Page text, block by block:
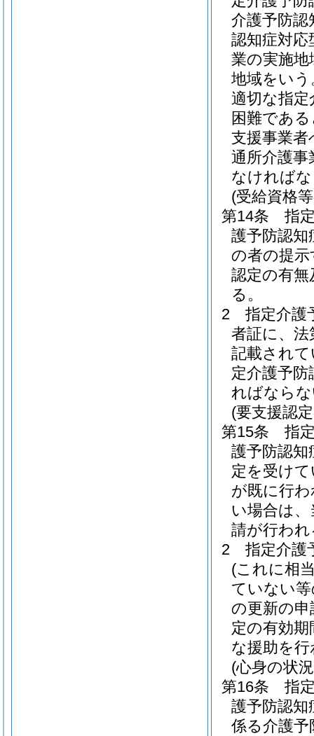
介護予防認
認知症対応
業の実施地
地域をい
適切な指
困難であ
支援事業者
通所介護
なければ
(受給資格
第14条
指
護予防認
の者の提
認定の有
る。
2
指定介護
者証に、法
記載され
定介護予
ればなら
(要支援認
第15条
指
護予防認知
定を受け
が既に行
い場合は
請が行わ
2
指定介護
(これに相
ていない
の更新の
定の有効
な援助を
(心身の状
第16条
指
護予防認
係る介護